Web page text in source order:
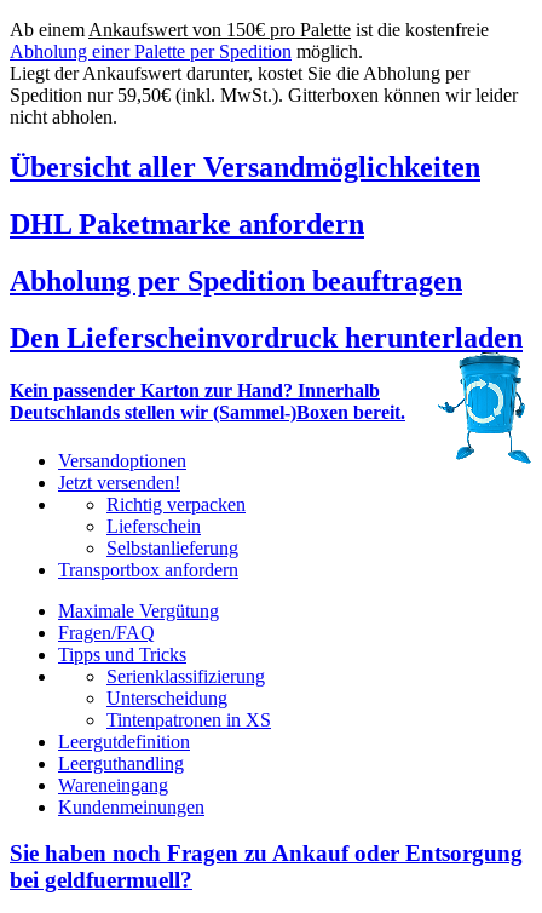
Ab einem Ankaufswert von 150€ pro Palette ist die kostenfreie
Abholung einer Palette per Spedition möglich.
Liegt der Ankaufswert darunter, kostet Sie die Abholung per
Spedition nur 59,50€ (inkl. MwSt.). Gitterboxen können wir leider
nicht abholen.
Übersicht aller Versandmöglichkeiten
DHL Paketmarke anfordern
Abholung per Spedition beauftragen
Den Lieferscheinvordruck herunterladen
Kein passender Karton zur Hand? Innerhalb
Deutschlands stellen wir (Sammel-)Boxen bereit.
Versandoptionen
Jetzt versenden!
Richtig verpacken
Lieferschein
Selbstanlieferung
Transportbox anfordern
Maximale Vergütung
Fragen/FAQ
Tipps und Tricks
Serienklassifizierung
Unterscheidung
Tintenpatronen in XS
Leergutdefinition
Leerguthandling
Wareneingang
Kundenmeinungen
Sie haben noch Fragen zu Ankauf oder Entsorgung
bei geldfuermuell?